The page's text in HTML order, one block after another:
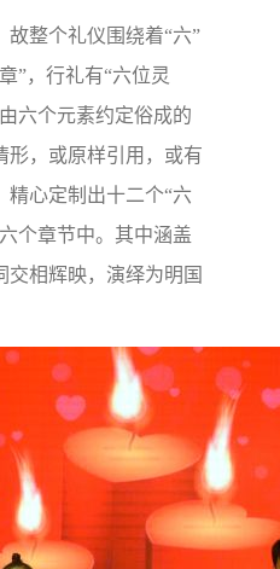
整个礼仪围绕着“六”
”，行礼有“六位灵
六个元素约定俗成的
形，或原样引用，或有
精心定制出十二个“六
个章节中。其中涵盖
交相辉映，演绎为明国